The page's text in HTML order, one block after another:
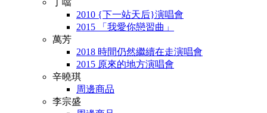
丁噹
2010 {下一站天后}演唱會
2015 「我愛你戀習曲」
萬芳
2018 時間仍然繼續在走演唱會
2015 原來的地方演唱會
辛曉琪
周邊商品
李宗盛